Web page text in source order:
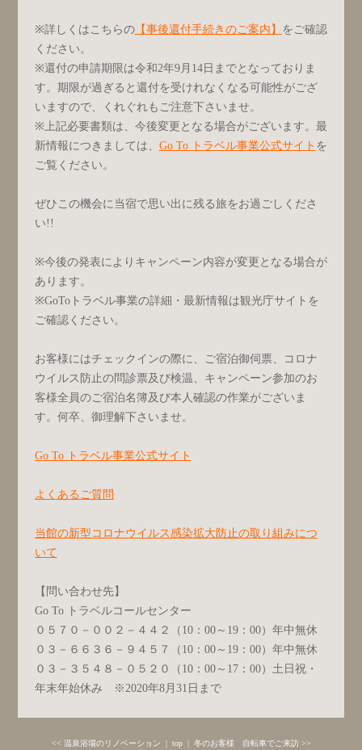
※詳しくはこちらの【事後還付手続きのご案内】
をご確認
ください。
※還付の申請期限は令和2年9月14日までとなっておりま
す。期限が過ぎると還付を受けれなくなる可能性がござ
いますので、くれぐれもご注意下さいませ。
※上記必要書類は、今後変更となる場合がございます。最
新情報につきましては、 Go To トラベル事業公式サイト を
ご覧ください。
ぜひこの機会に当宿で思い出に残る旅をお過ごしくださ
い!!
※今後の発表によりキャンペーン内容が変更となる場合が
あります。
※GoToトラベル事業の詳細・最新情報は観光庁サイトを
ご確認ください。
お客様にはチェックインの際に、ご宿泊御伺票、コロナ
ウイルス防止の問診票及び検温、キャンペーン参加のお
客様全員のご宿泊名簿及び本人確認の作業がございま
す。何卒、御理解下さいませ。
Go To トラベル事業公式サイト
よくあるご質問
当館の新型コロナウイルス感染拡大防止の取り組みにつ
いて
【問い合わせ先】
Go To トラベルコールセンター
０５７０－００２－４４２（10：00～19：00）年中無休
０３－６６３６－９４５７（10：00～19：00）年中無休
０３－３５４８－０５２０（10：00～17：00）土日祝・
年末年始休み ※2020年8月31日まで
<< 温泉浴場のリノベーション | top| 冬のお客様 自転車でご来訪 >>